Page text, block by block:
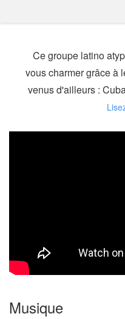
Ce groupe latino
vous charmer grâce à
venus d'ailleurs :
Musique